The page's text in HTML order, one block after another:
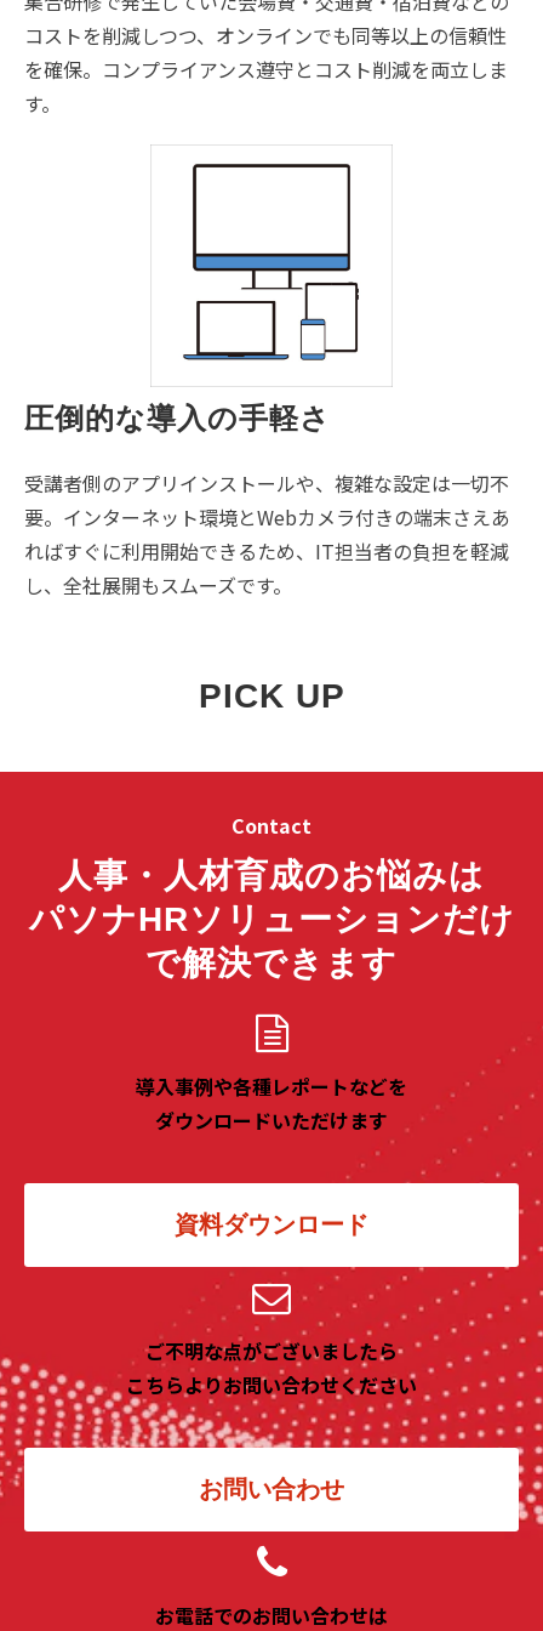
コストを削減しつつ、オンラインでも同等以上の信頼性
を確保。コンプライアンス遵守とコスト削減を両立しま
す。
圧倒的な導入の手軽さ
受講者側のアプリインストールや、複雑な設定は一切不
要。インターネット環境とWebカメラ付きの端末さえあ
ればすぐに利用開始できるため、IT担当者の負担を軽減
し、全社展開もスムーズです。
PICK UP
Contact
人事・人材育成のお悩みは
パソナHRソリューションだけ
で解決できます
導入事例や各種レポートなどを
ダウンロードいただけます
資料ダウンロード
ご不明な点がございましたら
こちらよりお問い合わせください
お問い合わせ
お電話でのお問い合わせは